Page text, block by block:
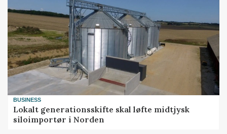
BUSINESS
Lokalt generationsskifte skal løfte midtjysk
siloimportør i Norden